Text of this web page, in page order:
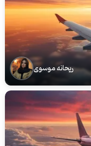
ریحانه موسوی